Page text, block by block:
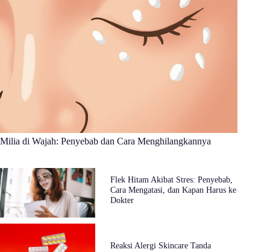
Milia di Wajah: Penyebab dan Cara Menghilangkannya
Flek Hitam Akibat Stres: Penyebab,
Cara Mengatasi, dan Kapan Harus ke
Dokter
Reaksi Alergi Skincare Tanda